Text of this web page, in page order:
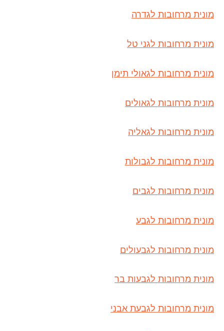
מונית מרחובות לגדרה
מונית מרחובות לגני טל
מונית מרחובות לגאולי תימן
מונית מרחובות לגאולים
מונית מרחובות לגאליה
מונית מרחובות לגבולות
מונית מרחובות לגבים
מונית מרחובות לגבע
מונית מרחובות לגבעולים
מונית מרחובות לגבעות בר
מונית מרחובות לגבעת אבני